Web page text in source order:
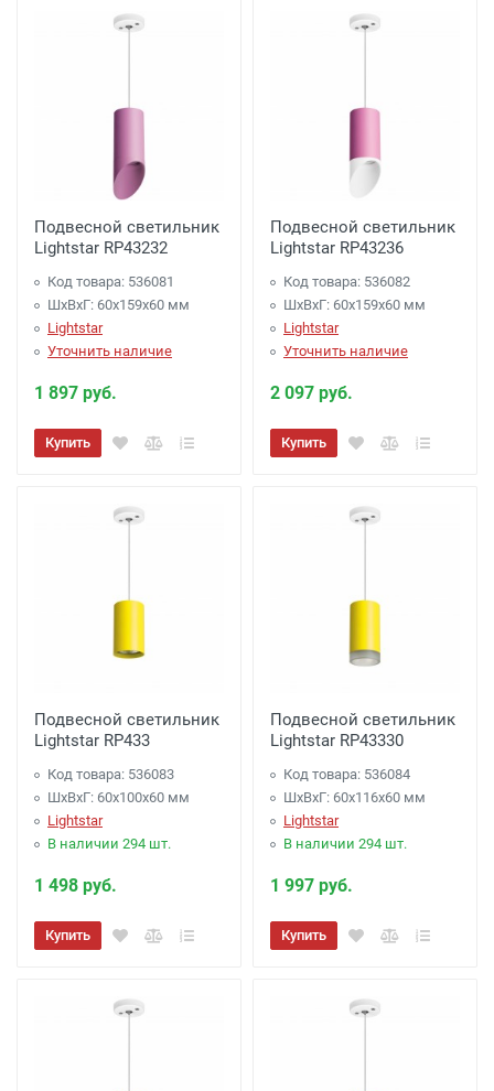
Подвесной светильник
Lightstar RP43232
Код товара: 536081
ШхВхГ: 60x159x60 мм
Lightstar
Уточнить наличие
1 897 руб.
Купить
Подвесной светильник
Lightstar RP43236
Код товара: 536082
ШхВхГ: 60x159x60 мм
Lightstar
Уточнить наличие
2 097 руб.
Купить
Подвесной светильник
Lightstar RP433
Код товара: 536083
ШхВхГ: 60x100x60 мм
Lightstar
В наличии 294 шт.
1 498 руб.
Купить
Подвесной светильник
Lightstar RP43330
Код товара: 536084
ШхВхГ: 60x116x60 мм
Lightstar
В наличии 294 шт.
1 997 руб.
Купить